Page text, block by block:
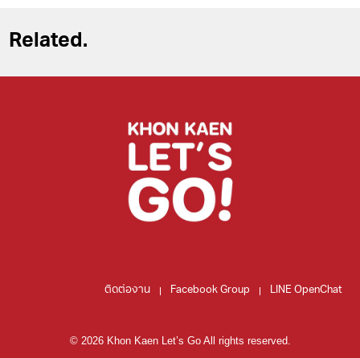
Related.
ติดต่องาน Facebook Group LINE OpenChat
© 2026 Khon Kaen Let’s Go All rights reserved.